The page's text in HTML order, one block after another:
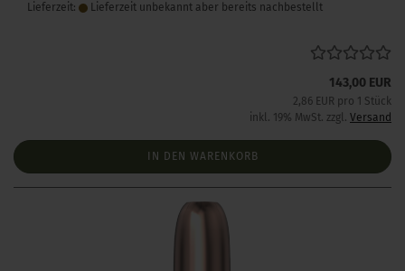
Lieferzeit: Lieferzeit unbekannt aber bereits nachbestellt
143,00 EUR
2,86 EUR pro 1 Stück
inkl. 19% MwSt. zzgl. Versand
IN DEN WARENKORB